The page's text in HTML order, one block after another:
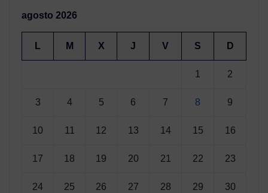
agosto 2026
L M X J V S D
1 2
3 4 5 6 7 8 9
10 11 12 13 14 15 16
17 18 19 20 21 22 23
24 25 26 27 28 29 30